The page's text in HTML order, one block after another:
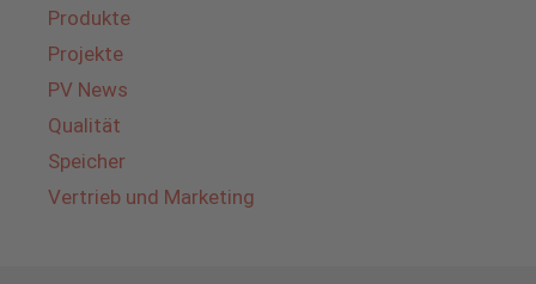
Produkte
Projekte
PV News
Qualität
Speicher
Vertrieb und Marketing